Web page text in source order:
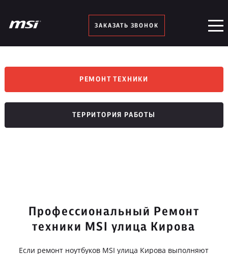
ЗАКАЗАТЬ ЗВОНОК
РЕМОНТ ТЕХНИКИ
ТЕРРИТОРИЯ РАБОТЫ
Профессиональный Ремонт
техники MSI улица Кирова
Если ремонт ноутбуков MSI улица Кирова выполняют